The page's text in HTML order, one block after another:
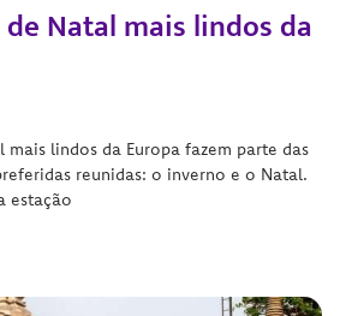
Natal mais lindos da
mais lindos da Europa fazem parte das
reunidas: o inverno e o Natal.
estação